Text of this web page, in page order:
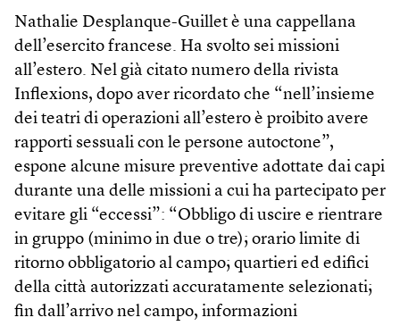
Nathalie Desplanque-Guillet è una cappellana
dell’esercito francese. Ha svolto sei missioni
all’estero. Nel già citato numero della rivista
Inflexions, dopo aver ricordato che “nell’insieme
dei teatri di operazioni all’estero è proibito avere
rapporti sessuali con le persone autoctone”,
espone alcune misure preventive adottate dai capi
durante una delle missioni a cui ha partecipato per
evitare gli “eccessi”: “Obbligo di uscire e rientrare
in gruppo (minimo in due o tre); orario limite di
ritorno obbligatorio al campo; quartieri ed edifici
della città autorizzati accuratamente selezionati;
fin dall’arrivo nel campo, informazioni